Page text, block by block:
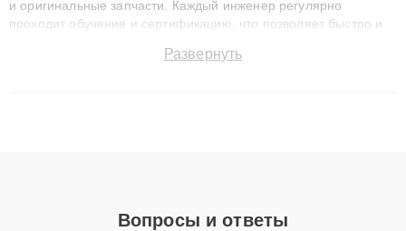
и оригинальные запчасти. Каждый инженер регулярно
проходит обучение и сертификацию, что позволяет быстро и
сохранением гарантии до 3 лет. Наши мастера решают
Развернуть
Вопросы и ответы